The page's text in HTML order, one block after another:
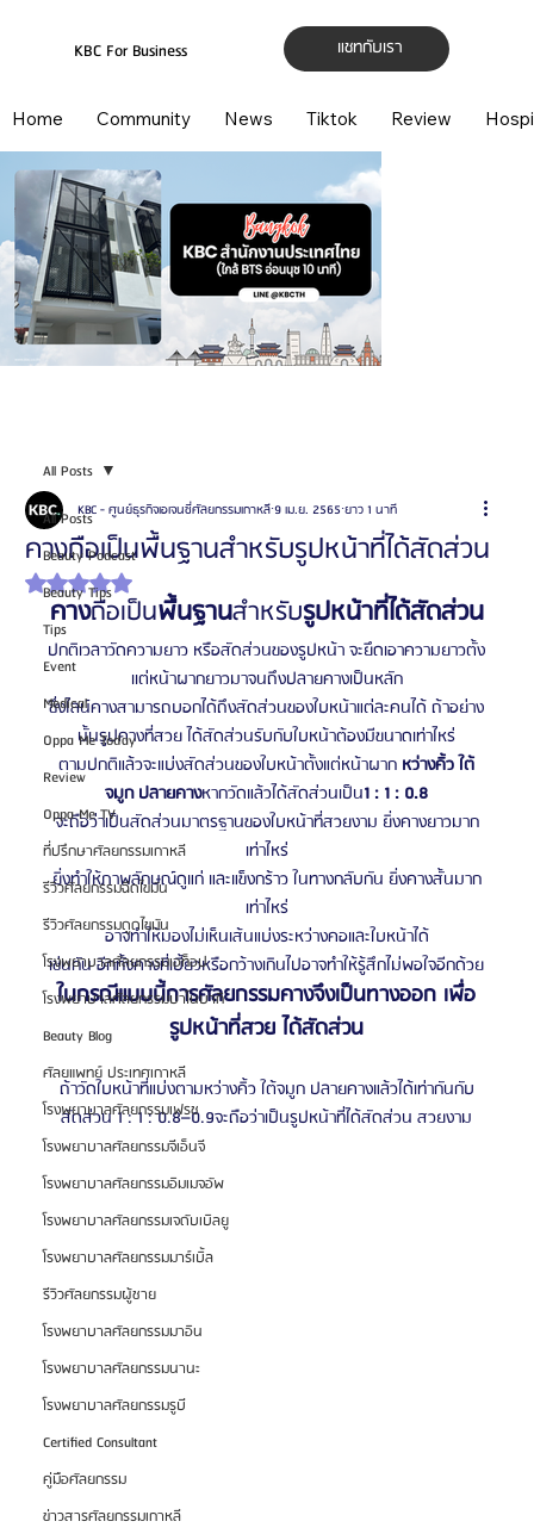
แชทกับเรา
KBC For Business
Home Community News Tiktok Review
All Posts
Beauty Podcast
Beauty Tips
Tips
Event
Medical
Oppa Me Today
Review
Oppa Me TV
ที่ปรึกษาศัลยกรรมเกาหลี
รีวิวศัลยกรรมฉีดไขมัน
รีวิวศัลยกรรมดูดไขมัน
โรงพยาบาลศัลยกรรมเอท็อป
โรงพยาบาลศัลยกรรมบาโนบากิ
Beauty Blog
ศัลยแพทย์ ประเทศเกาหลี
โรงพยาบาลศัลยกรรมเฟรช
โรงพยาบาลศัลยกรรมจีเอ็นจี
โรงพยาบาลศัลยกรรมอิมเมจอัพ
โรงพยาบาลศัลยกรรมเจดับเบิลยู
โรงพยาบาลศัลยกรรมมาร์เบิ้ล
รีวิวศัลยกรรมผู้ชาย
โรงพยาบาลศัลยกรรมมาอิน
โรงพยาบาลศัลยกรรมนานะ
โรงพยาบาลศัลยกรรมรูบี
Certified Consultant
คู่มือศัลยกรรม
ข่าวสารศัลยกรรมเกาหลี
All Posts
คางถือเป็นพื้นฐานสำหรับรูปหน้าที่ได้สัดส่วน
KBC - ศูนย์ธุรกิจเอเจนซี่ศัลยกรรมเกาหลี9 เม.ย. 2565 ยาว 1 นาที
ได้รับ NaN เต็ม 5 ดาว
คางถือเป็นพื้นฐานสำหรับรูปหน้าที่ได้สัดส่วน
ปกติเวลาวัดความยาว หรือสัดส่วนของรูปหน้า จะยึดเอาความยาวตั้ง
เเต่หน้าผากยาวมาจนถึงปลายคางเป็นหลัก
ซึ่งไลน์คางสามารถบอกได้ถึงสัดส่วนของใบหน้าแต่ละคนได้ ถ้าอย่าง
นั้นรูปคางที่สวย ได้สัดส่วนรับกับใบหน้าต้องมีขนาดเท่าไหร่
ตามปกติแล้วจะแบ่งสัดส่วนของใบหน้าตั้งแต่หน้าผาก หว่างคิ้ว ใต้
จมูก ปลายคางหากวัดแล้วได้สัดส่วนเป็น1 : 1 : 0.8
จะถือว่าเป็นสัดส่วนมาตรฐานของใบหน้าที่สวยงาม ยิ่งคางยาวมาก
เท่าไหร่
ยิ่งทำให้ภาพลักษณ์ดูแก่ และแข็งกร้าว ในทางกลับกัน ยิ่งคางสั้นมาก
เท่าไหร่
อาจทำให้มองไม่เห็นเส้นแบ่งระหว่างคอและใบหน้าได้
เช่นกัน อีกทั้งคางที่เบี้ยวหรือกว้างเกินไปอาจทำให้รู้สึกไม่พอใจอีกด้วย
ในกรณีแบบนี้การศัลยกรรมคางจึงเป็นทางออก เพื่อ
รูปหน้าที่สวย ได้สัดส่วน
ถ้าวัดใบหน้าที่แบ่งตามหว่างคิ้ว ใต้จมูก ปลายคางแล้วได้เท่ากันกับ
สัดส่วน 1 : 1 : 0.8–0.9จะถือว่าเป็นรูปหน้าที่ได้สัดส่วน สวยงาม